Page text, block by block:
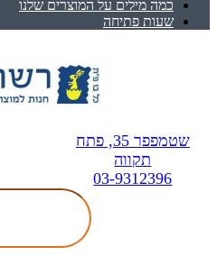
כמה מילים על המוצרים שלנו
שעות פתיחה
שטמפפר 35, פתח
תקווה
03-9312396